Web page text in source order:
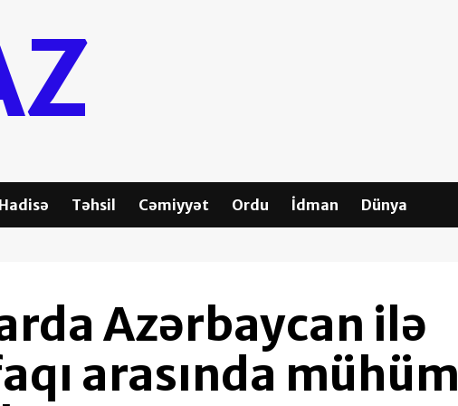
Hadisə Təhsil Cəmiyyət Ordu İdman Dünya
Azərbaycan ilə
arasında mühüm